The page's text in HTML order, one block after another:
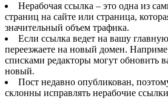
Нерабочая ссылка – это одна из
страниц на сайте или страница,
значительный объем трафика.
Если ссылка ведет на вашу
переезжаете на новый домен.
списками редакторы могут обновить
новый.
Пост недавно опубликован,
склонны исправлять нерабочие